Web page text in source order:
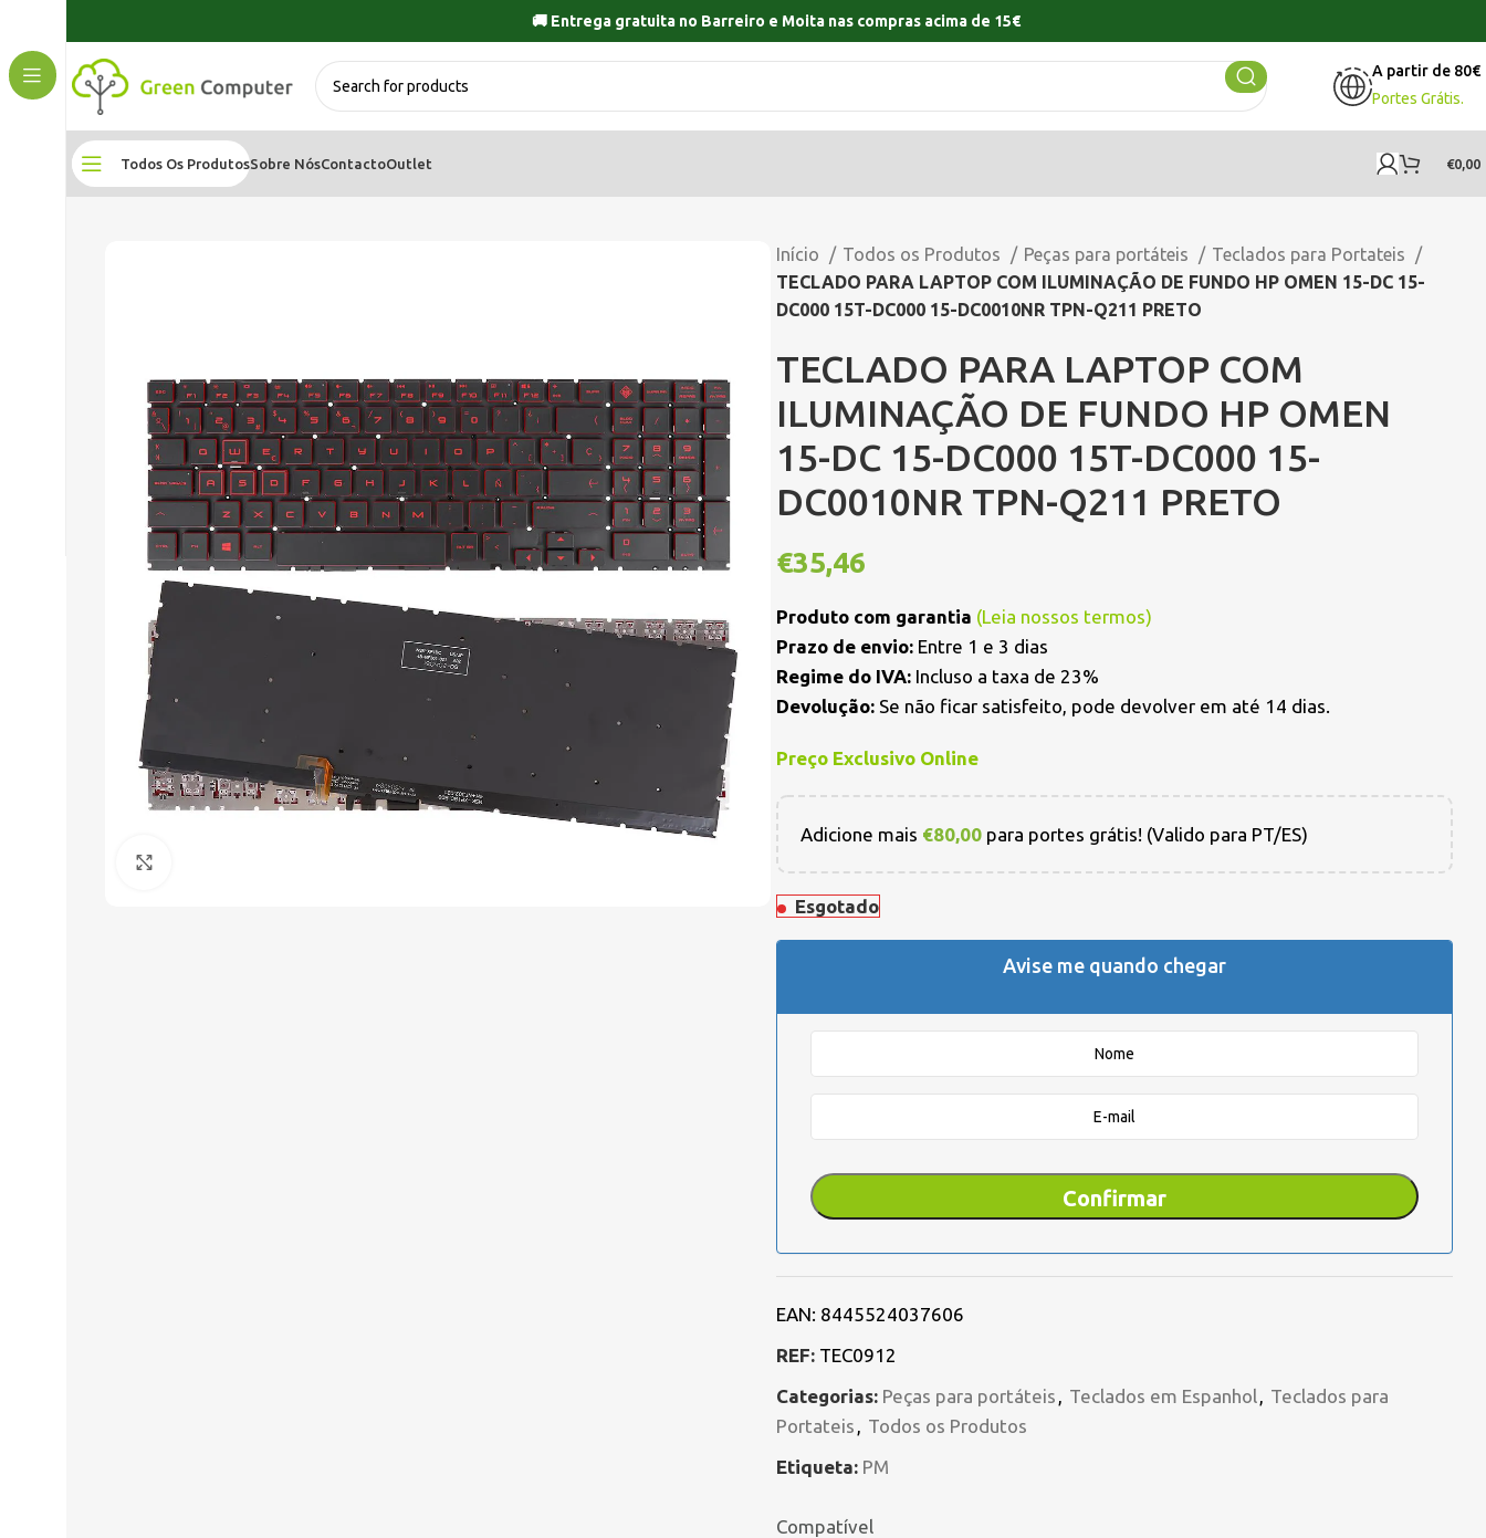
🚚 Entrega gratuita no Barreiro e Moita nas compras acima de 15€
A partir de 80€
Portes Grátis.
Todos Os ProdutosSobre NósContactoOutlet €0,00
Início Todos os Produtos Peças para portáteis
Teclados para Portateis
TECLADO PARA LAPTOP COM ILUMINAÇÃO DE FUNDO HP OMEN 15-DC 15-
DC000 15T-DC000 15-DC0010NR TPN-Q211 PRETO
TECLADO PARA LAPTOP COM
ILUMINAÇÃO DE FUNDO HP OMEN
15-DC 15-DC000 15T-DC000 15-
DC0010NR TPN-Q211 PRETO
€35,46
Produto com garantia (Leia nossos termos)
Prazo de envio: Entre 1 e 3 dias
Regime do IVA: Incluso a taxa de 23%
Devolução: Se não ficar satisfeito, pode devolver em até 14 dias.
Preço Exclusivo Online
Adicione mais €80,00 para portes grátis! (Valido para PT/ES)
Esgotado
Avise me quando chegar
EAN: 8445524037606
REF: TEC0912
Categorias: Peças para portáteis , Teclados em Espanhol, Teclados para
Portateis , Todos os Produtos
Etiqueta: PM
Compatível